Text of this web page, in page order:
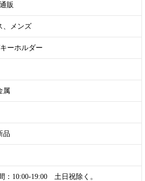
販
、メンズ
ーホルダー
属
品
：10:00-19:00 土日祝除く。